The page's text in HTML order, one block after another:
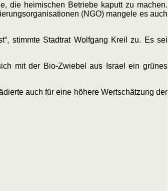
die heimischen Betriebe kaputt zu machen.
(NGO) mangele es auch
stimmte Stadtrat Wolfgang Kreil zu. Es sei
mit der Bio-Zwiebel aus Israel ein grünes
auch für eine höhere Wertschätzung der